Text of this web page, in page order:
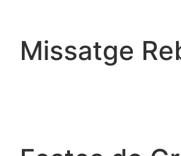
contingut
Missatge